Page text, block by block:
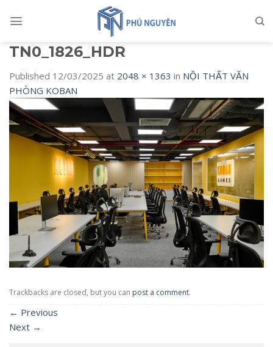
TN0_1826_HDR
Published 12/03/2025 at 2048 × 1363 in NỘI THẤT VĂN
PHÒNG KOBAN
Trackbacks are closed, but you can post a comment.
← Previous
Next →